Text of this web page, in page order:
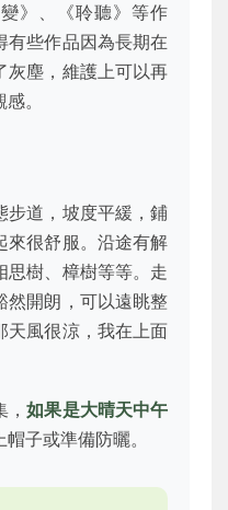
》、《聆聽》等作
有些作品因為長期在
灰塵，維護上可以再
。
步道，坡度平緩，鋪
來很舒服。沿途有解
思樹、樟樹等等。走
然開朗，可以遠眺整
天風很涼，我在上面
，如果是大晴天中午
子或準備防曬。